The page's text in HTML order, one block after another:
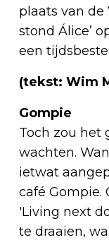
plaats van de
stond Álice’
een
(tekst: Wim
Gompie
Toch zou het
wachten.
ietwat
café Gompie.
'Living next
te draaien,